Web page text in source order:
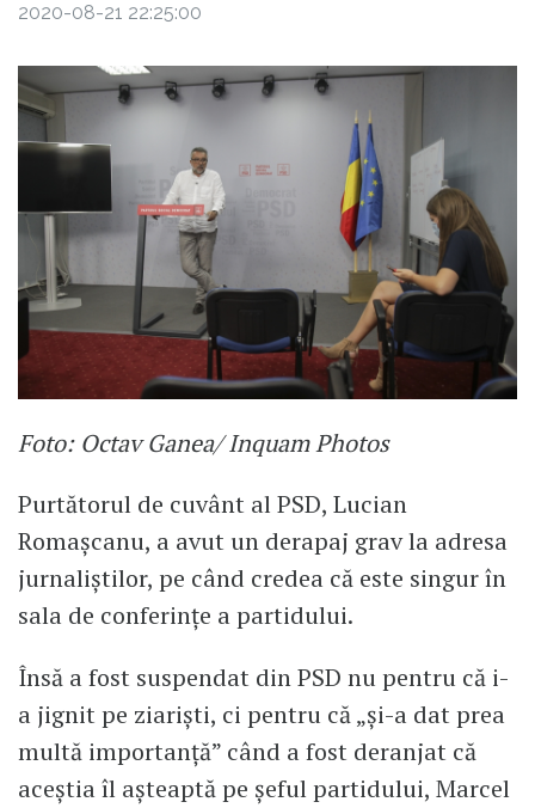
2020-08-21 22:25:00
Foto: Octav Ganea/ Inquam Photos
Purtătorul de cuvânt al PSD, Lucian
Romașcanu, a avut un derapaj grav la adresa
jurnaliștilor, pe când credea că este singur în
sala de conferințe a partidului.
Însă a fost suspendat din PSD nu pentru că i-
a jignit pe ziariști, ci pentru că „și-a dat prea
multă importanță” când a fost deranjat că
aceștia îl așteaptă pe șeful partidului, Marcel